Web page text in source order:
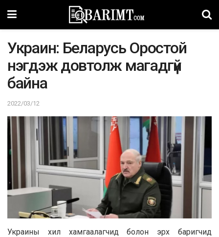
Украин: Беларусь Оростой
нэгдэж довтолж магадгүй
байна
2022/03/12
Украины хил хамгаалагчид болон эрх баригчид